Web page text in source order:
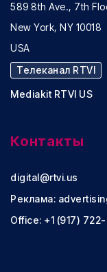
589 8th Ave., 7th
New York, NY 10018
USA
Телеканал RTVI
Mediakit RTVI US
Контакты
digital@rtvi.us
Реклама:
Office: +1 (917)